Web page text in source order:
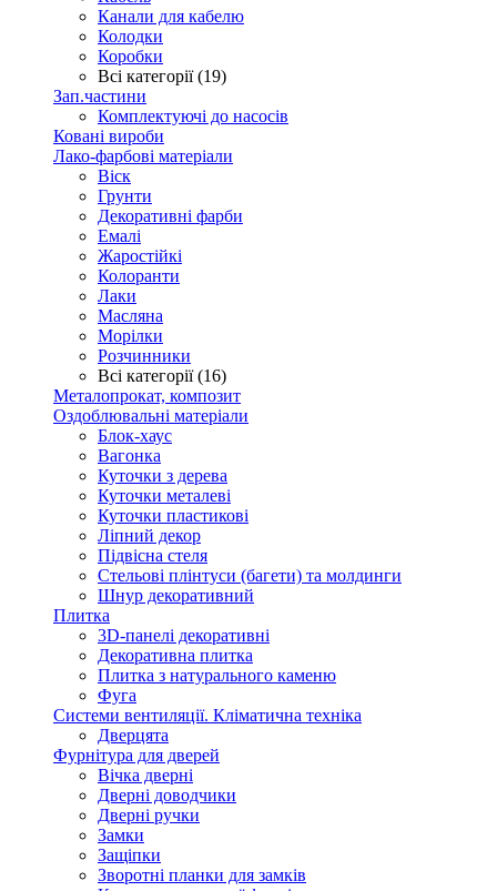
Канали для кабелю
Колодки
Коробки
Всі категорії (19)
Зап.частини
Комплектуючі до насосів
Ковані вироби
Лако-фарбові матеріали
Віск
Грунти
Декоративні фарби
Емалі
Жаростійкі
Колоранти
Лаки
Масляна
Морілки
Розчинники
Всі категорії (16)
Металопрокат, композит
Оздоблювальні матеріали
Блок-хаус
Вагонка
Куточки з дерева
Куточки металеві
Куточки пластикові
Ліпний декор
Підвісна стеля
Стельові плінтуси (багети) та молдинги
Шнур декоративний
Плитка
3D-панелі декоративні
Декоративна плитка
Плитка з натурального каменю
Фуга
Системи вентиляції. Кліматична техніка
Дверцята
Фурнітура для дверей
Вічка дверні
Дверні доводчики
Дверні ручки
Замки
Защіпки
Зворотні планки для замків